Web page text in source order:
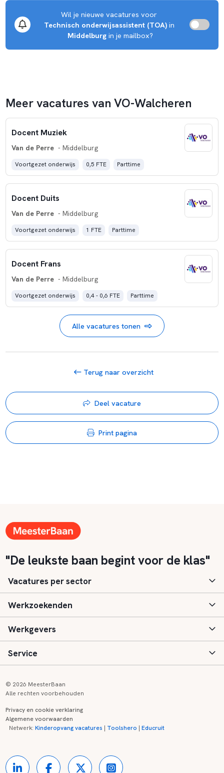
Wil je nieuwe vacatures voor
Technisch onderwijsassistent (TOA) in
Middelburg in je mailbox?
Meer vacatures van VO-Walcheren
Docent Muziek
Van de Perre - Middelburg
Voortgezet onderwijs 0,5 FTE Parttime
Docent Duits
Van de Perre - Middelburg
Voortgezet onderwijs 1 FTE Parttime
Docent Frans
Van de Perre - Middelburg
Voortgezet onderwijs 0,4 - 0,6 FTE Parttime
Alle vacatures tonen
Terug naar overzicht
Deel vacature
Print pagina
"De leukste baan begint voor de klas"
Vacatures per sector
Basisonderwijs
Speciaal (basis) onderwijs
Voortgezet onderwijs
Kinderopvang
Werkzoekenden
Aanmelden
Vacatures
Zij-instroom informatie
Werkgevers
Inloggen
Registreren
Service
Onderwijs links
© 2026 MeesterBaan
Alle rechten voorbehouden
Privacy en cookie verklaring
Algemene voorwaarden
Netwerk:Kinderopvang vacatures | Toolshero |Educruit